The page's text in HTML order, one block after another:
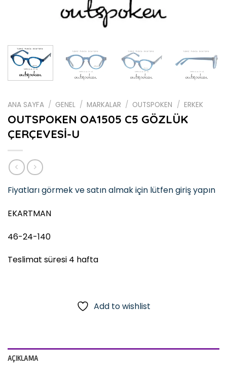
ANA SAYFA / GENEL / MARKALAR / OUTSPOKEN / ERKEK
OUTSPOKEN OA1505 C5 GÖZLÜK
ÇERÇEVESİ-U
Fiyatları görmek ve satın almak için lütfen giriş yapın
EKARTMAN
46-24-140
Teslimat süresi 4 hafta
Add to wishlist
AÇIKLAMA